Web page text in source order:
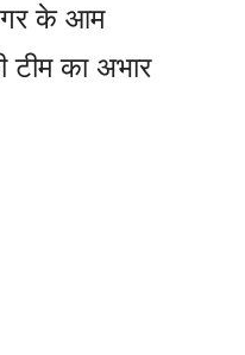
के आम
टीम का अभार